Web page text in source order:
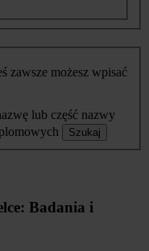
zawsze możesz wpisać
lub część nazwy
Szukaj
Badania i